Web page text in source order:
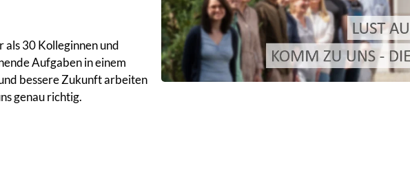
als 30 Kolleginnen und
Aufgaben in einem
bessere Zukunft arbeiten
genau richtig.